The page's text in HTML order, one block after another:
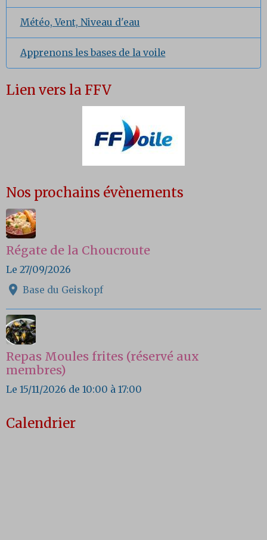
Météo, Vent, Niveau d'eau
Apprenons les bases de la voile
Lien vers la FFV
Nos prochains évènements
Régate de la Choucroute
Le 27/09/2026
Base du Geiskopf
Repas Moules frites (réservé aux
membres)
Le 15/11/2026 de 10:00 à 17:00
Calendrier